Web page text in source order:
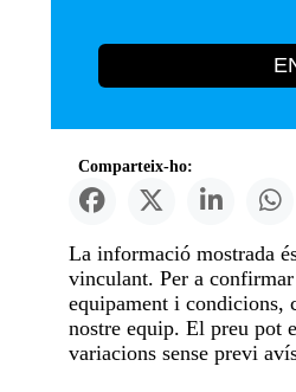
Comparteix-ho:
La informació mostrada
vinculant. Per a
equipament i condicions,
nostre equip. El preu pot
variacions sense previ